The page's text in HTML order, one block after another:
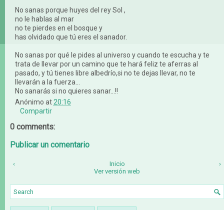
No sanas porque huyes del rey Sol ,
no le hablas al mar
no te pierdes en el bosque y
has olvidado que tú eres el sanador.
No sanas por qué le pides al universo y cuando te escucha y te
trata de llevar por un camino que te hará feliz te aferras al
pasado, y tú tienes libre albedrío,si no te dejas llevar, no te
llevarán a la fuerza...
No sanarás si no quieres sanar...!!
Anónimo at 20:16
Compartir
0 comments:
Publicar un comentario
‹ ›
Inicio
Ver versión web